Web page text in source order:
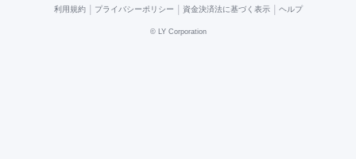
利用規約 プライバシーポリシー 資金決済法に基づく表示 ヘルプ
© LY Corporation